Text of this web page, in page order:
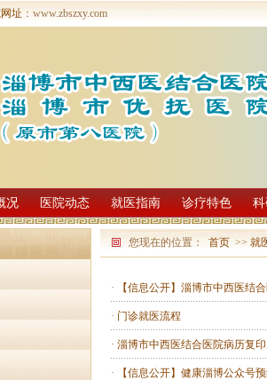
址 ：www.zbszxy.com
况 医院动态 就医指南 诊疗特色
您现在的位置： 首页 >> 就
· 【信息公开】淄博市中西医结
· 门诊就医流程
· 淄博市中西医结合医院病历复
· 【信息公开】健康淄博公众号